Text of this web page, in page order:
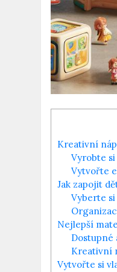
Kreativní
Vyrobte
Vytvořte
Jak ⁣zapojit
Vyberte
Nejlepší
Dostupné
Kreativní
Vytvořte si